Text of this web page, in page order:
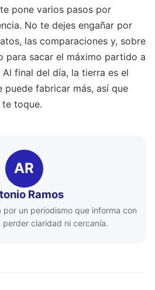
pone varios pasos por
No te dejes engañar por
las comparaciones y, sobre
sacar el máximo partido a
final del día, la tierra es el
puede fabricar más, así que
toque.
AR
Ramos
por un periodismo que informa con
claridad ni cercanía.